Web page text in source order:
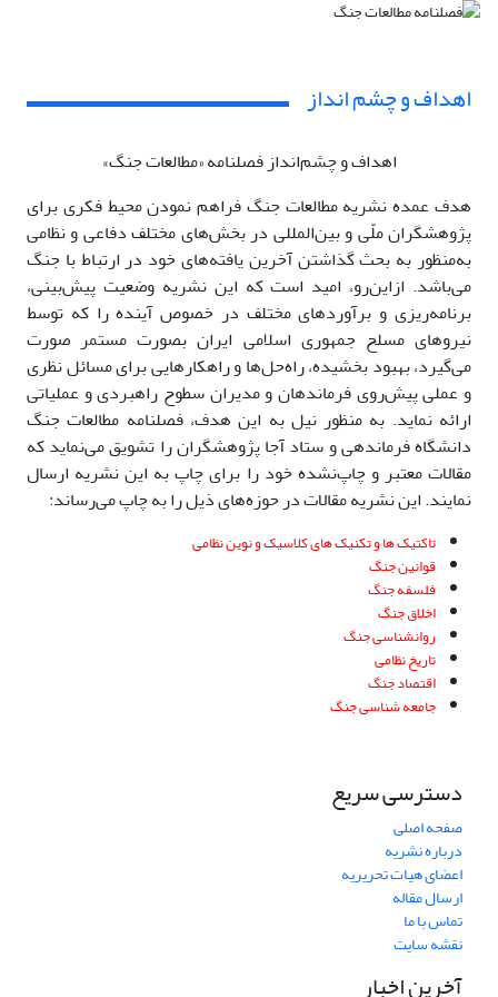
اهداف و چشم انداز
اهداف و چشم‌انداز فصلنامه «مطالعات جنگ»
هدف عمده نشریه مطالعات جنگ فراهم نمودن محیط فکری برای
پژوهشگران ملّی و بین‌المللی در بخش‌های مختلف دفاعی و نظامی
به‌منظور به بحث گذاشتن آخرین یافته‌های خود در ارتباط با جنگ
می‌باشد. ازاین‌رو، امید است که این نشریه وضعیت پیش‌بینی،
برنامه‌ریزی و برآوردهای مختلف در خصوص آینده را که توسط
نیروهای مسلح جمهوری اسلامی ایران بصورت مستمر صورت
می‌گیرد، بهبود بخشیده، راه‌حل‌ها و راه­کارهایی برای مسائل نظری
و عملی پیش‌روی فرماندهان و مدیران سطوح راهبردی و عملیاتی
ارائه نماید. به منظور نیل به این هدف، فصلنامه مطالعات جنگ
دانشگاه فرماندهی و ستاد آجا پژوهشگران را تشویق می‌نماید که
مقالات معتبر و چاپ‌نشده خود را برای چاپ به این نشریه ارسال
نمایند. این نشریه مقالات در حوزه‌های ذیل را به چاپ می‌رساند:
تاکتیک ها و تکنیک های کلاسیک و نوین نظامی
قوانین جنگ
فلسفه جنگ
اخلاق جنگ
روانشناسی جنگ
تاریخ نظامی
اقتصاد جنگ
جامعه شناسی جنگ
دسترسی سریع
صفحه اصلی
درباره نشریه
اعضای هیات تحریریه
ارسال مقاله
تماس با ما
نقشه سایت
آخرین اخبار